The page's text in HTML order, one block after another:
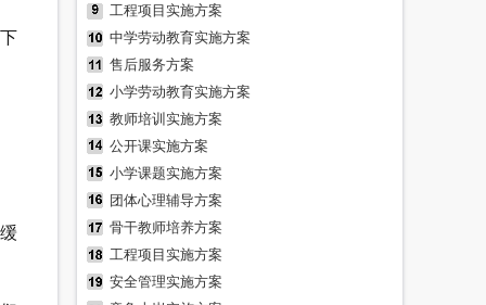
工程项目实施方案
中学劳动教育实施方案
售后服务方案
小学劳动教育实施方案
教师培训实施方案
公开课实施方案
小学课题实施方案
团体心理辅导方案
骨干教师培养方案
工程项目实施方案
安全管理实施方案